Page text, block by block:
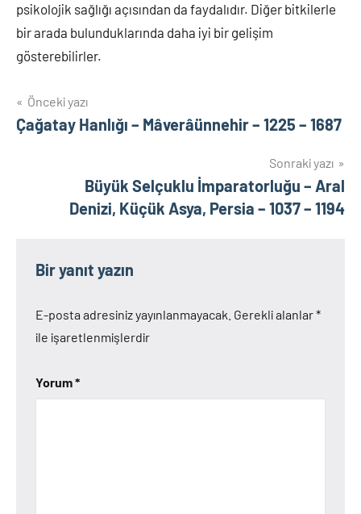
psikolojik sağlığı açısından da faydalıdır. Diğer bitkilerle
bir arada bulunduklarında daha iyi bir gelişim
gösterebilirler.
Yazı
gezinmesi
Önceki yazı
Çağatay Hanlığı – Mâverâünnehir – 1225 – 1687
Sonraki yazı
Büyük Selçuklu İmparatorluğu – Aral
Denizi, Küçük Asya, Persia – 1037 – 1194
Bir yanıt yazın
E-posta adresiniz yayınlanmayacak. Gerekli alanlar*
ile işaretlenmişlerdir
Yorum*